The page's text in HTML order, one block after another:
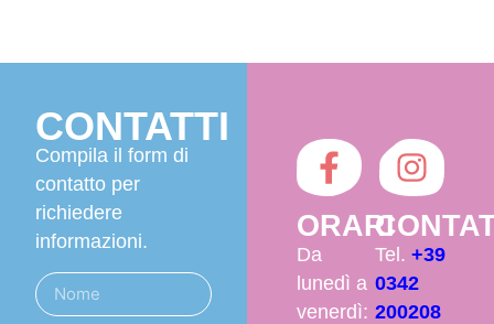
CONTATTI
Compila il form di
contatto per
richiedere
informazioni.
ORARI
Da
lunedì a
venerdì:
Tel.+39
0342
200208